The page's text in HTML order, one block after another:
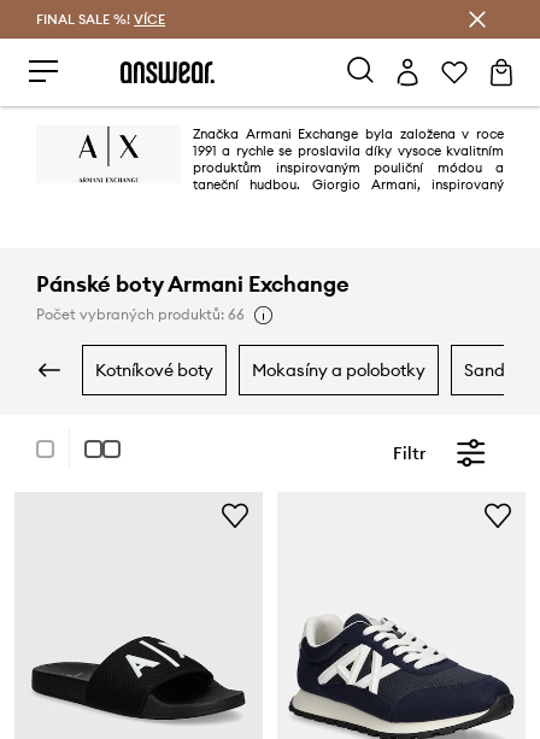
FINAL SALE %! VÍCE
Značka Armani Exchange byla založena v roce
1991 a rychle se proslavila díky vysoce kvalitním
produktům inspirovaným pouliční módou a
taneční hudbou. Giorgio Armani, inspirovaný
Pánské boty Armani Exchange
Počet vybraných produktů: 66
kotníkové boty mokasíny a polobotky sandály
Filtr